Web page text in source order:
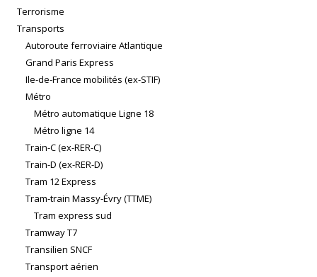
Terrorisme
Transports
Autoroute ferroviaire Atlantique
Grand Paris Express
Ile-de-France mobilités (ex-STIF)
Métro
Métro automatique Ligne 18
Métro ligne 14
Train-C (ex-RER-C)
Train-D (ex-RER-D)
Tram 12 Express
Tram-train Massy-Évry (TTME)
Tram express sud
Tramway T7
Transilien SNCF
Transport aérien